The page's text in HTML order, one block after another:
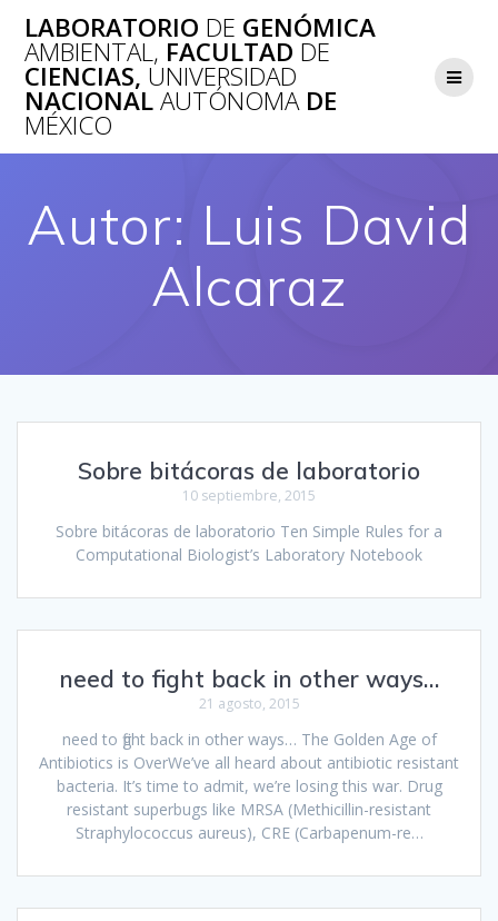
al
contenido
LABORATORIO DE GENÓMICA
AMBIENTAL, FACULTAD DE
CIENCIAS, UNIVERSIDAD
NACIONALAUTÓNOMADE
MÉXICO
Autor: Luis David
Alcaraz
Sobre bitácoras de laboratorio
10 septiembre, 2015
Sobre bitácoras de laboratorio Ten Simple Rules for a
Computational Biologist’s Laboratory Notebook
need to fight back in other ways…
21 agosto, 2015
need to fight back in other ways… The Golden Age of
Antibiotics is OverWe’ve all heard about antibiotic resistant
bacteria. It’s time to admit, we’re losing this war. Drug
resistant superbugs like MRSA (Methicillin-resistant
Straphylococcus aureus), CRE (Carbapenum-re…